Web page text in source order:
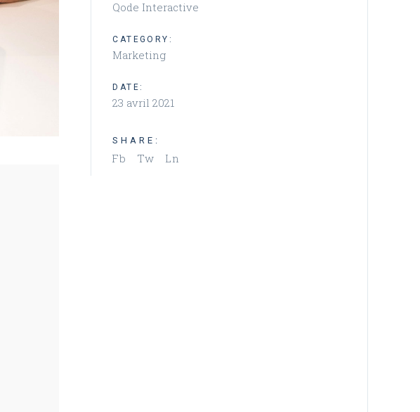
Qode Interactive
CATEGORY:
Marketing
DATE:
23 avril 2021
SHARE:
Fb Tw Ln